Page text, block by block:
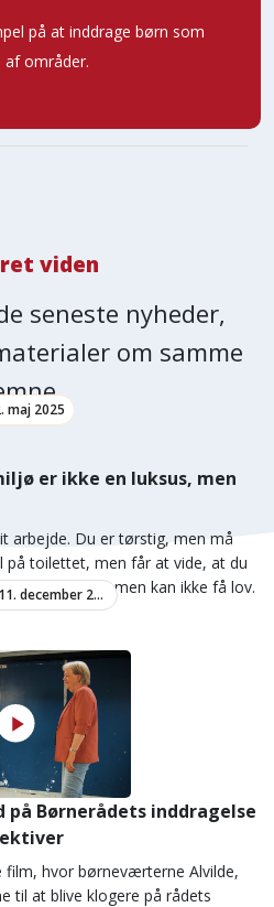
på at inddrage børn som
områder.
viden
seneste nyheder,
om samme
maj 2025
er ikke en luksus, men
arbejde. Du er tørstig, men må
på toilettet, men får at vide, at du
benene, men kan ikke få lov.
11. december 2024
på Børnerådets inddragelse
hvor børneværterne Alvilde,
til at blive klogere på rådets